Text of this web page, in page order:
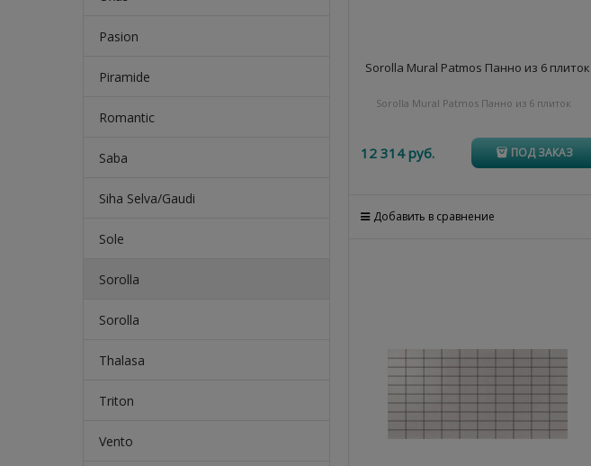
Pasion
Piramide
Romantic
Saba
Siha Selva/Gaudi
Sole
Sorolla
Sorolla
Thalasa
Triton
Vento
Sorolla Mural Patmos Панно из 6 плиток
Sorolla Mural Patmos Панно из 6 плиток
12 314 руб. ПОД ЗАКАЗ
Добавить в сравнение